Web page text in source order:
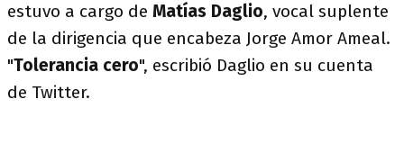
estuvo a cargo de Matías Daglio, vocal suplente
de la dirigencia que encabeza Jorge Amor Ameal.
"Tolerancia cero", escribió Daglio en su cuenta
de Twitter.